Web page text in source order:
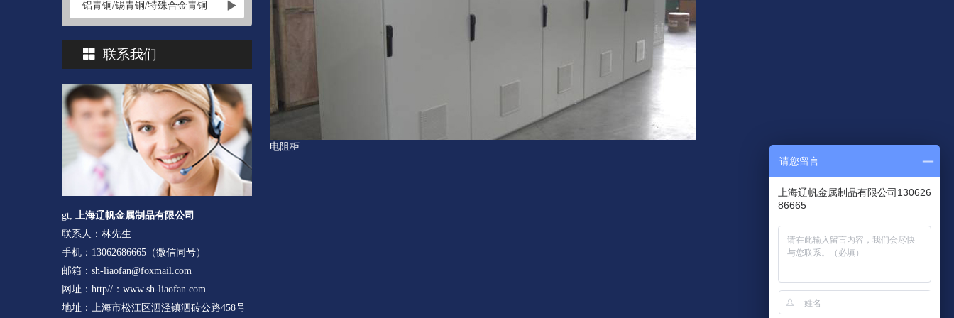
铝青铜/锡青铜/特殊合金青铜
联系我们
gt;
上海辽帆金属制品有限公司
联系人：林先生
手机：13062686665（微信同号）
邮箱：sh-liaofan@foxmail.com
网址：http//：www.sh-liaofan.com
地址：上海市松江区泗泾镇泗砖公路458号
电阻柜
请您留言
上海辽帆金属制品有限公司130626
86665